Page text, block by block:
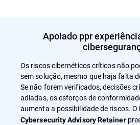
Apoiado ppr
Os riscos cibernéticos críticos não
sem solução, mesmo que haja falta
Se não forem verificados, decisões
adiadas, os esforços de
aumenta a possibilidade de riscos. O
Cybersecurity Advisory Retainer